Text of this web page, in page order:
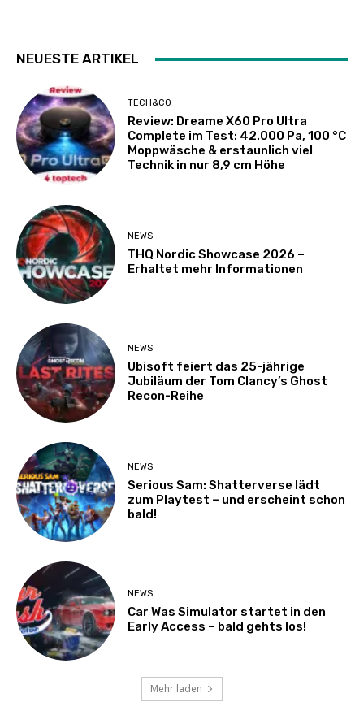
NEUESTE ARTIKEL
TECH&CO
Review: Dreame X60 Pro Ultra
Complete im Test: 42.000 Pa, 100 °C
Moppwäsche & erstaunlich viel
Technik in nur 8,9 cm Höhe
NEWS
THQ Nordic Showcase 2026 –
Erhaltet mehr Informationen
NEWS
Ubisoft feiert das 25-jährige
Jubiläum der Tom Clancy’s Ghost
Recon-Reihe
NEWS
Serious Sam: Shatterverse lädt
zum Playtest – und erscheint schon
bald!
NEWS
Car Was Simulator startet in den
Early Access – bald gehts los!
Mehr laden